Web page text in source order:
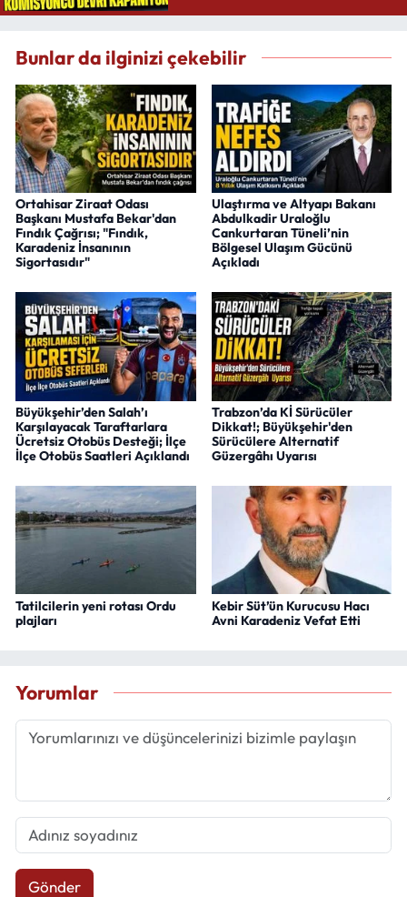
Bunlar da ilginizi çekebilir
Ortahisar Ziraat Odası
Başkanı Mustafa Bekar'dan
Fındık Çağrısı; "Fındık,
Karadeniz İnsanının
Sigortasıdır"
Ulaştırma ve Altyapı Bakanı
Abdulkadir Uraloğlu
Cankurtaran Tüneli’nin
Bölgesel Ulaşım Gücünü
Açıkladı
Büyükşehir’den Salah’ı
Karşılayacak Taraftarlara
Ücretsiz Otobüs Desteği; İlçe
İlçe Otobüs Saatleri Açıklandı
Trabzon’da Kİ Sürücüler
Dikkat!; Büyükşehir'den
Sürücülere Alternatif
Güzergâhı Uyarısı
Tatilcilerin yeni rotası Ordu
plajları
Kebir Süt’ün Kurucusu Hacı
Avni Karadeniz Vefat Etti
Yorumlar
Gönder